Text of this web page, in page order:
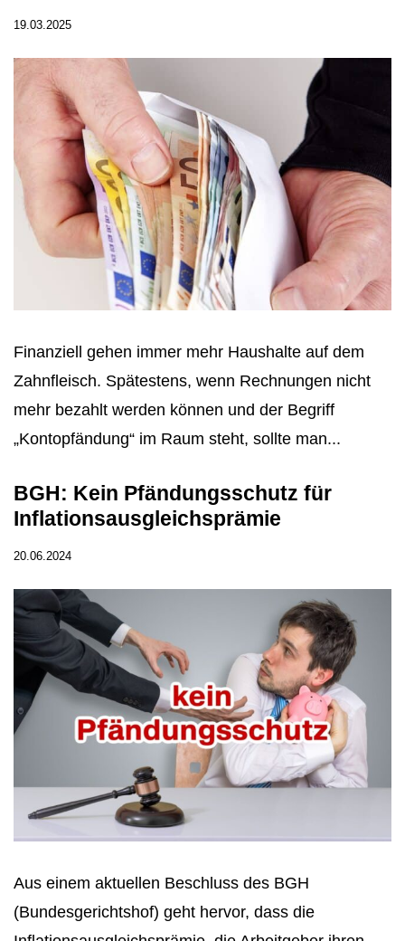
19.03.2025
Finanziell gehen immer mehr Haushalte auf dem
Zahnfleisch. Spätestens, wenn Rechnungen nicht
mehr bezahlt werden können und der Begriff
„Kontopfändung“ im Raum steht, sollte man...
BGH: Kein Pfändungsschutz für
Inflationsausgleichsprämie
20.06.2024
Aus einem aktuellen Beschluss des BGH
(Bundesgerichtshof) geht hervor, dass die